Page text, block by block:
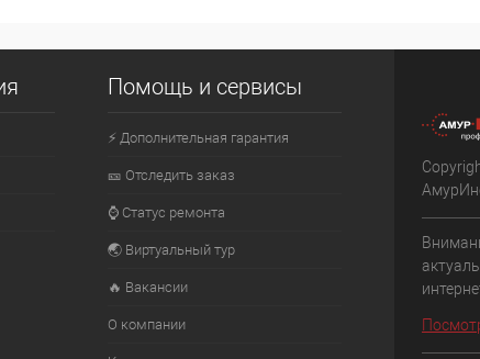
Помощь и сервисы
⚡ Дополнительная гарантия
🎫 Отследить заказ
⌚ Статус ремонта
🌏 Виртуальный тур
🔥 Вакансии
О компании